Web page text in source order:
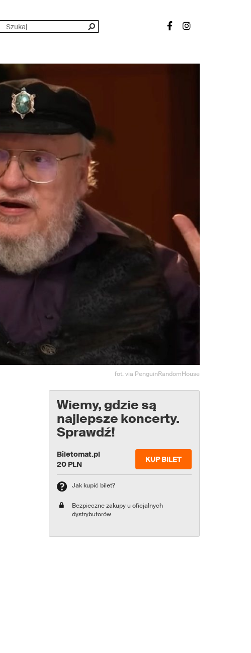
fot. via PenguinRandomHouse
Wiemy, gdzie są
najlepsze koncerty.
Sprawdź!
Biletomat.pl
20 PLN
KUP BILET
Jak kupić bilet?
Bezpieczne zakupy u oficjalnych
dystrybutorów